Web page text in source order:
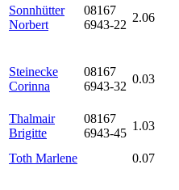
Sonnhütter
Norbert
08167
6943-22
2.06
Steinecke
Corinna
08167
6943-32
0.03
Thalmair
Brigitte
08167
6943-45
1.03
Toth Marlene
0.07